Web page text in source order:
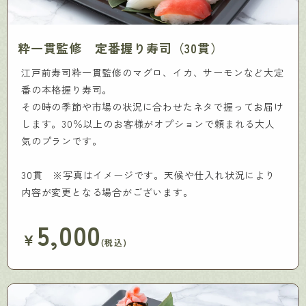
粋一貫監修 定番握り寿司（30貫）
江戸前寿司粋一貫監修のマグロ、イカ、サーモンなど大定
番の本格握り寿司。
その時の季節や市場の状況に合わせたネタで握ってお届け
します。30％以上のお客様がオプションで頼まれる大人
気のプランです。
30貫 ※写真はイメージです。天候や仕入れ状況により
内容が変更となる場合がございます。
￥5,000(税込)